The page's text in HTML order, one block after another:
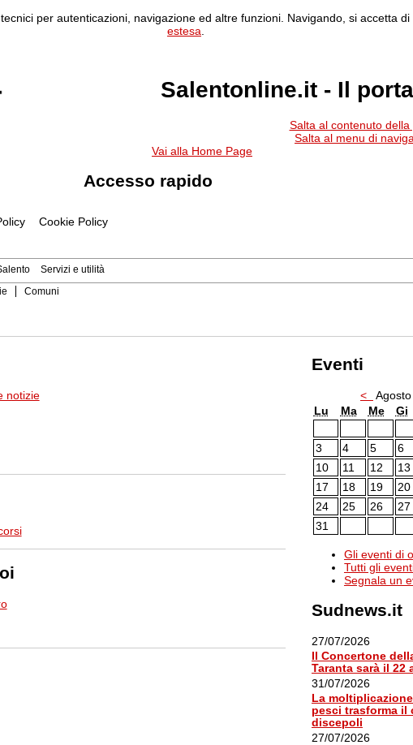
per autenticazioni, navigazione ed altre funzioni. Navigando, si accetta
estesa
Salentonline.it - Il
Salta al contenuto della
Salta al menu di
Vai alla Home Page
Accesso rapido
Cookie Policy
Comuni
Servizi e utilità
notizie
Eventi
<
Lu
Ma Me Gi
3
4 5 6
10
11 12 13
17
18 19 20
24
25 26 27
31
Gli eventi di
Tutti gli
Segnala un
Sudnews.it
27/07/2026
Il Concertone
Taranta sarà il 22
31/07/2026
La
pesci trasforma il
discepoli
27/07/2026